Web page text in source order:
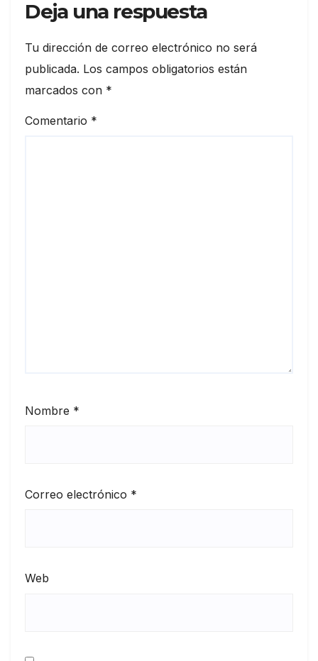
Deja una respuesta
Tu dirección de correo electrónico no será
publicada. Los campos obligatorios están
marcados con *
Comentario *
Nombre *
Correo electrónico *
Web